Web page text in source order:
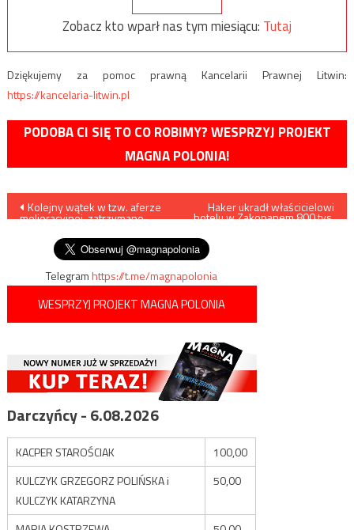
Zobacz kto wparł nas tym miesiącu: Tutaj
Dziękujemy za pomoc prawną Kancelarii Prawnej Litwin:
https://kancelaria-litwin.pl
PODOBA CI SIĘ TO CO ROBIMY? WESPRZYJ PROJEKT
MAGNA POLONIA!
Nawigacja
wpisu
Kolejny wątek w tzw. aferze
melioracyjnej, zatrzymano
Haker ukradł właścicielowi
hotelu w Zakopanem 800 tys.
Telegramhttps://t.me/magnapolonia
WESPRZYJ PROJEKT MAGNA POLONIA
Darczyńcy - 6.08.2026
KACPER STAROŚCIAK
100,00
KULCZYK GRZEGORZ POLIŃSKA i
KULCZYK KATARZYNA
50,00